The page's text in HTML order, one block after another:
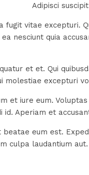
Adipisci
fugit vitae excepturi.
nesciunt quia
et et. Qui
molestiae excepturi
et iure eum.
id. Aperiam et
eum est.
culpa laudantium